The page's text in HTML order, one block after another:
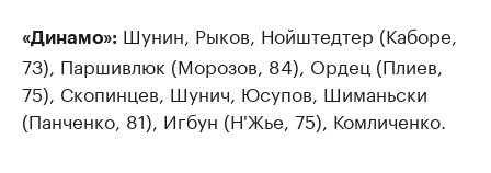
«Динамо»: Шунин, Рыков, Нойштедтер (Каборе,
73), Паршивлюк (Морозов, 84), Ордец (Плиев,
75), Скопинцев, Шунич, Юсупов, Шиманьски
(Панченко, 81), Игбун (Н'Жье, 75), Комличенко.